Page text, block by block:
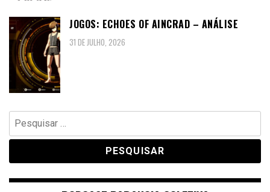
JOGOS: ECHOES OF AINCRAD – ANÁLISE
31 DE JULHO, 2026
Pesquisar
por: